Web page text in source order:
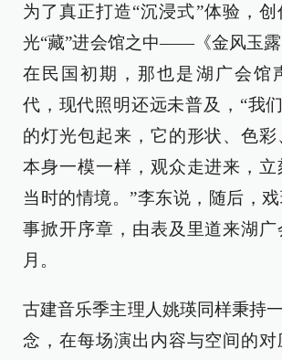
为了真正打造“沉浸式”体验，
光“藏”进会馆之中——《金风玉
在民国初期，那也是湖广会馆
代，现代照明还远未普及，“我
的灯光包起来，它的形状、色
本身一模一样，观众走进来，立
当时的情境。”李东说，随后，
事掀开序章，由表及里道来湖广
月。
古建音乐季主理人姚瑛同样秉持
念，在每场演出内容与空间的